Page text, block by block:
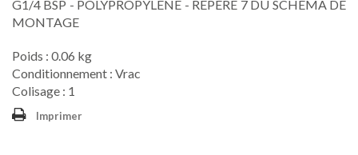
G1/4 BSP - POLYPROPYLENE - REPÈRE 7 DU SCHÉMA DE
MONTAGE
Poids : 0.06 kg
Conditionnement : Vrac
Colisage : 1
Imprimer